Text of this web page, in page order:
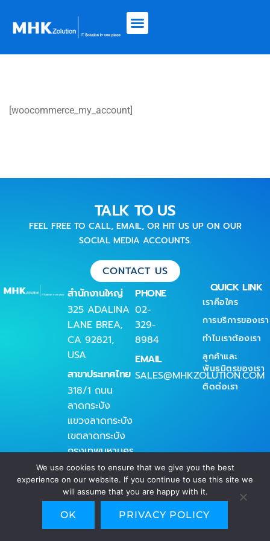
[woocommerce_my_account]
TALK TO US
FEEL FREE TO CALL, EMAIL, OR HIT US UP ON OUR
SOCIAL MEDIA ACCOUNTS.
CONTACT US
สำนักงานใหญ่
325 ADALINA
LANE BREA,
CA 92821,
USA
สาขาประเทศไทย
318/1 ถนน
ลาดกระบัง
แขวงลาดกระบัง
เขตลาดกระบัง
กรุงเทพมหานคร
10520
PHONE
02-
329-
8984
EMAIL
SALES@MHKZOLUTION.COM
QUICK LINK
เราคือใคร
การบริการของเรา
ทำไมเราต้องเรา
ลูกค้าและ
พันธมิตรของเรา
ติดต่อเรา
We use cookies to ensure that we give you the best
experience on our website. If you continue to use this site we
will assume that you are happy with it.
OK PRIVACY POLICY